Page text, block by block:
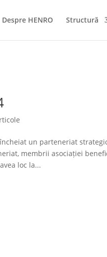
Despre HENRO Structură
un parteneriat strategic
membrii asociației
loc la...